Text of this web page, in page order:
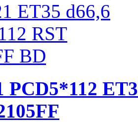
PCD5*112